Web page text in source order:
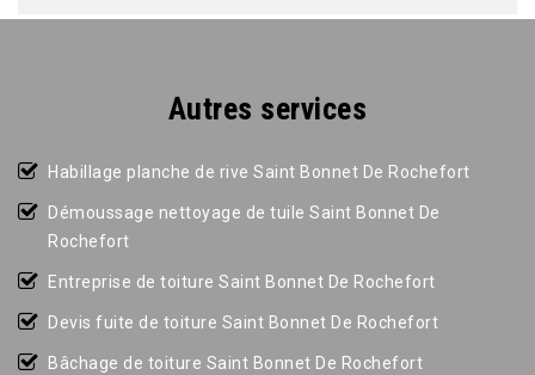
Autres services
Habillage planche de rive Saint Bonnet De Rochefort
Démoussage nettoyage de tuile Saint Bonnet De
Rochefort
Entreprise de toiture Saint Bonnet De Rochefort
Devis fuite de toiture Saint Bonnet De Rochefort
Bâchage de toiture Saint Bonnet De Rochefort